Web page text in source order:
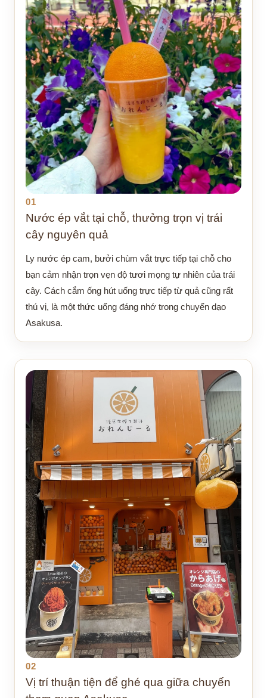
01
Nước ép vắt tại chỗ, thưởng trọn vị trái
cây nguyên quả
Ly nước ép cam, bưởi chùm vắt trực tiếp tại chỗ cho
bạn cảm nhận trọn vẹn độ tươi mọng tự nhiên của trái
cây. Cách cắm ống hút uống trực tiếp từ quả cũng rất
thú vị, là một thức uống đáng nhớ trong chuyến dạo
Asakusa.
02
Vị trí thuận tiện để ghé qua giữa chuyến